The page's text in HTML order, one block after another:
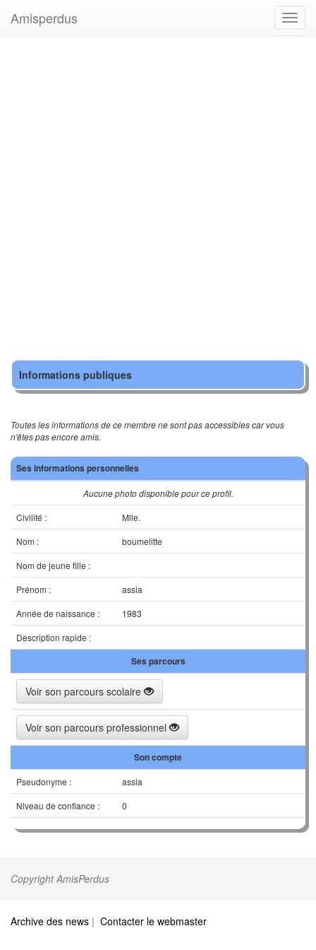
Amisperdus
Informations publiques
Toutes les informations de ce membre ne sont pas accessibles car vous
n'êtes pas encore amis.
Ses informations personnelles
Aucune photo disponible pour ce profil.
Civilité :
Mlle.
Nom :
boumelitte
Nom de jeune fille :
Prénom :
assia
Année de naissance :
1983
Description rapide :
Ses parcours
Voir son parcours scolaire
Voir son parcours professionnel
Son compte
Pseudonyme :
assia
Niveau de confiance :
0
Copyright AmisPerdus
Archive des news | Contacter le webmaster